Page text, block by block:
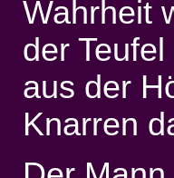
Wahrheit
der
aus der
Knarren